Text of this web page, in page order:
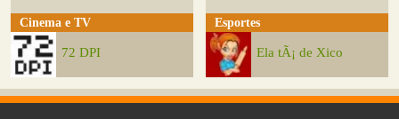
Cinema e TV
72 DPI
Esportes
Ela tÃ¡ de Xico